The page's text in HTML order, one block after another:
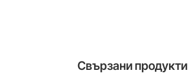
Свързани продукти